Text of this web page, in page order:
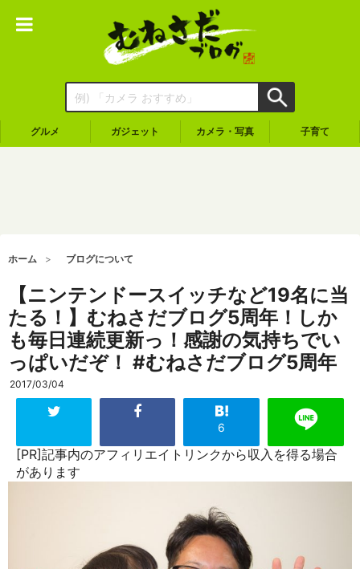
グルメ ガジェット カメラ・写真 子育て
ホーム ブログについて
【ニンテンドースイッチなど19名に当
たる！】むねさだブログ5周年！しか
も毎日連続更新っ！感謝の気持ちでい
っぱいだぞ！ #むねさだブログ5周年
2017/03/04
6
[PR]記事内のアフィリエイトリンクから収入を得る場合
があります